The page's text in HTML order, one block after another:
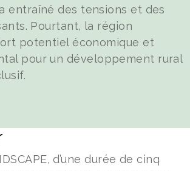
entraîné des tensions et des
Pourtant, la région
potentiel économique et
pour un développement rural
d’une durée de cinq